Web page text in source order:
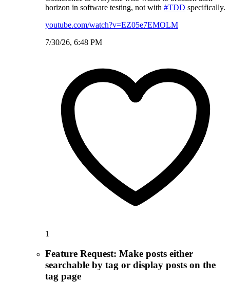
horizon in software testing, not with #TDD specifically.
youtube.com/watch?v=EZ05e7EMOLM
7/30/26, 6:48 PM
1
Feature Request: Make posts either
searchable by tag or display posts on the
tag page